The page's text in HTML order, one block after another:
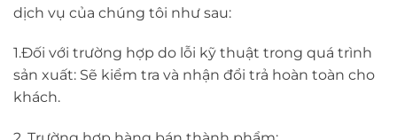
dịch vụ của chúng tôi như sau:
1.Đối với trường hợp do lỗi kỹ thuật trong quá trình
sản xuất: Sẽ kiểm tra và nhận đổi trả hoàn toàn cho
khách.